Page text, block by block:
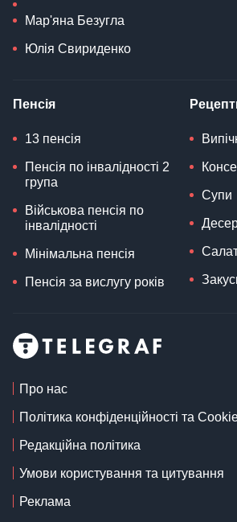
Мар'яна Безугла
Юлія Свириденко
Пенсія
13 пенсія
Пенсія по інвалідності 2
група
Військова пенсія по
інвалідності
Мінімальна пенсія
Пенсія за вислугу років
Супи
Про нас
Політика конфіденційності та
Редакційна політика
Умови користування та цитування
Реклама